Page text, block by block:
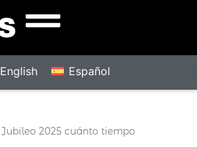
English Español
Jubileo 2025 cuánto tiempo